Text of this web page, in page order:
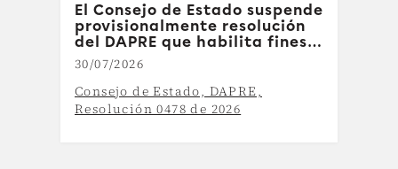
El Consejo de Estado suspende
provisionalmente resolución
del DAPRE que habilita fines
de semana y festivos para
adelantar procesos
contractuales
30/07/2026
Consejo de Estado, DAPRE,
Resolución 0478 de 2026